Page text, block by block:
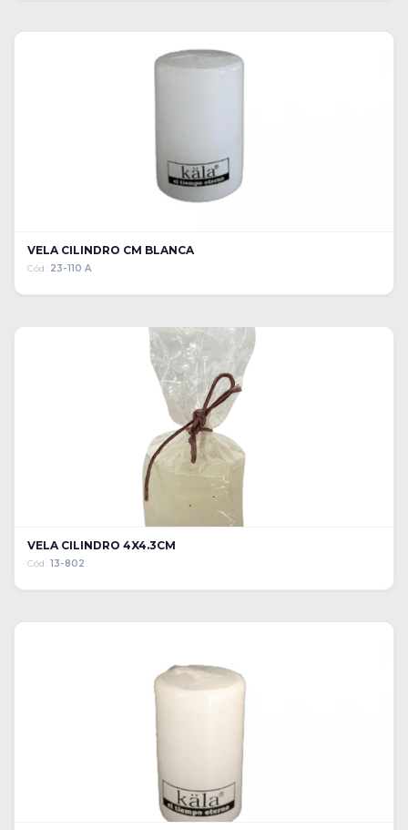
VELA CILINDRO CM BLANCA
Cód: 23-110 A
VELA CILINDRO 4X4.3CM
Cód: 13-802